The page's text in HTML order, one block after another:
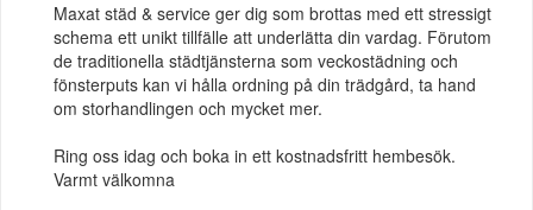
Maxat städ & service ger dig som brottas med ett stressigt
schema ett unikt tillfälle att underlätta din vardag. Förutom
de traditionella städtjänsterna som veckostädning och
fönsterputs kan vi hålla ordning på din trädgård, ta hand
om storhandlingen och mycket mer.
Ring oss idag och boka in ett kostnadsfritt hembesök.
Varmt välkomna